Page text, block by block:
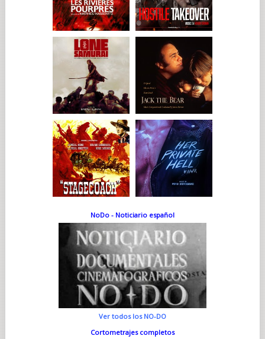
NoDo - Noticiario español
Ver todos los NO-DO
Cortometrajes completos